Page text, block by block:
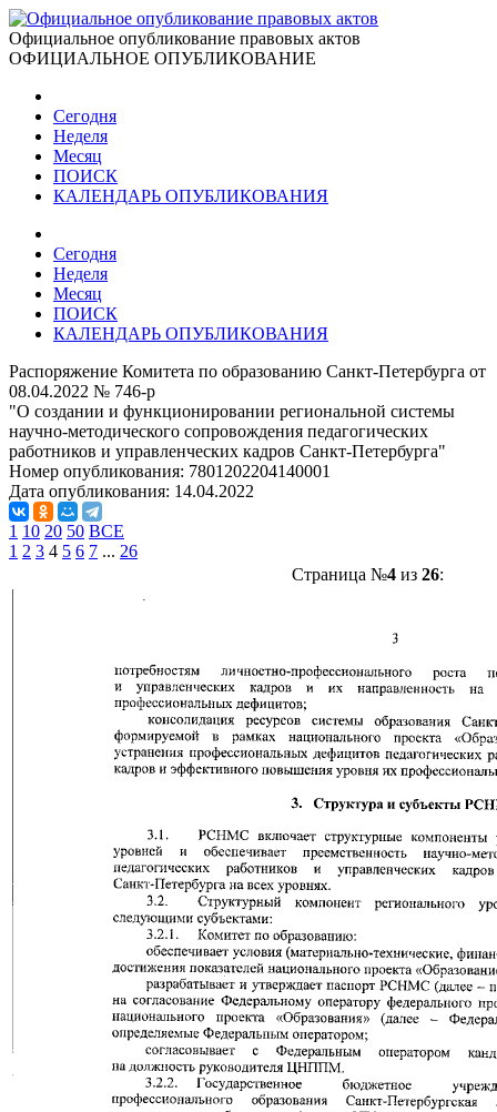
Официальное опубликование правовых актов
ОФИЦИАЛЬНОЕ ОПУБЛИКОВАНИЕ
Сегодня
Неделя
Месяц
ПОИСК
КАЛЕНДАРЬ ОПУБЛИКОВАНИЯ
Сегодня
Неделя
Месяц
ПОИСК
КАЛЕНДАРЬ ОПУБЛИКОВАНИЯ
Распоряжение Комитета по образованию Санкт-Петербурга от
08.04.2022 № 746-р
"О создании и функционировании региональной системы
научно-методического сопровождения педагогических
работников и управленческих кадров Санкт-Петербурга"
Номер опубликования: 7801202204140001
Дата опубликования: 14.04.2022
1 10 20 50 ВСЕ
1 2 3 4 5 6 7 ... 26
Страница №4из 26: